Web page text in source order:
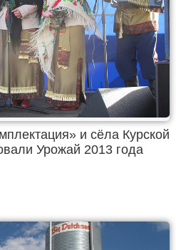
и сёла Курской
Урожай 2013 года